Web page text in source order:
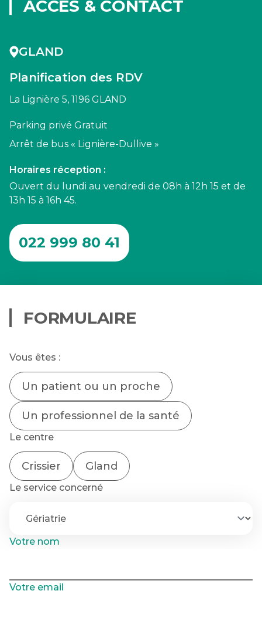
ACCÈS & CONTACT
GLAND
Planification des RDV
La Lignière 5, 1196 GLAND
Parking privé Gratuit
Arrêt de bus « Lignière-Dullive »
Horaires réception :
Ouvert du lundi au vendredi de 08h à 12h 15 et de
13h 15 à 16h 45.
022 999 80 41
FORMULAIRE
Vous êtes :
Un patient ou un proche
Un professionnel de la santé
Le centre
Crissier Gland
Le service concerné
Votre nom
Votre email